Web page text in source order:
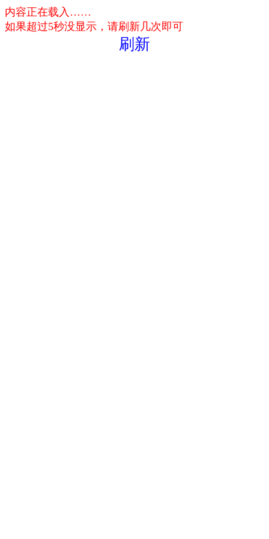
内容正在载入……
如果超过5秒没显示，请刷新几次即可
刷新